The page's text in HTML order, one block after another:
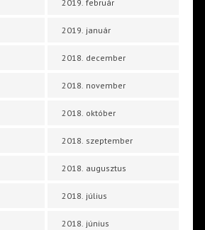
2019. február
2019. január
2018. december
2018. november
2018. október
2018. szeptember
2018. augusztus
2018. július
2018. június